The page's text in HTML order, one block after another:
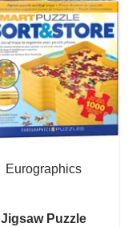
Eurographics
Jigsaw Puzzle